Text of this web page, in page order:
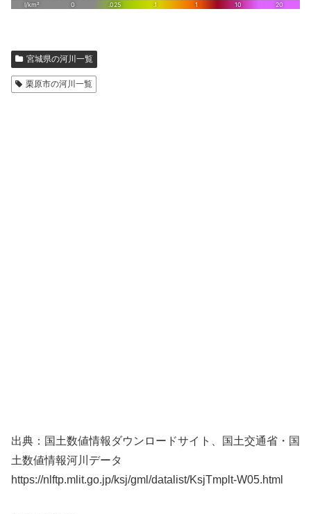
宮城県の河川一覧
栗原市の河川一覧
出典：国土数値情報ダウンロードサイト、国土交通省・国
土数値情報河川データ
https://nlftp.mlit.go.jp/ksj/gml/datalist/KsjTmplt-W05.html